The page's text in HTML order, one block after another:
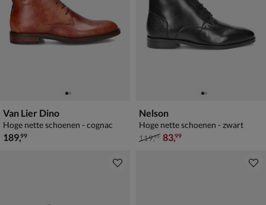
Van Lier Dino
Hoge nette schoenen - cognac
€ 189,99
189,99
Nelson
Hoge nette schoenen - zwart
van € 119,99 voor € 83,99
119,99 83,99